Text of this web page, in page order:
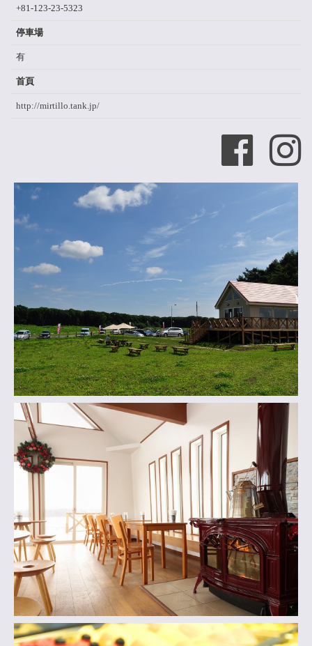
+81-123-23-5323
停車場
有
首頁
http://mirtillo.tank.jp/